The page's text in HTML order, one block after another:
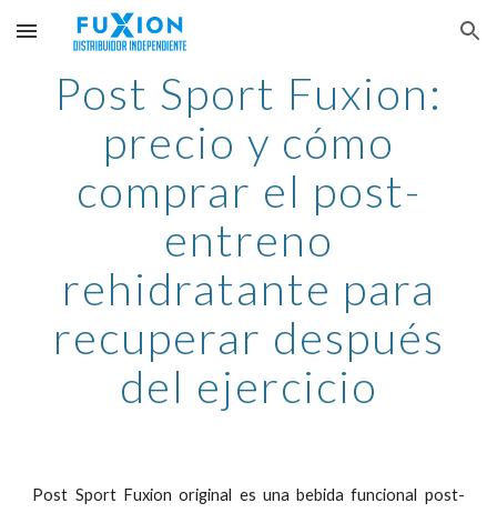
Skip to main content Skip to navigation
Post Sport Fuxion:
precio y cómo
comprar el post-
entreno
rehidratante para
recuperar después
del ejercicio
Post Sport Fuxion original es una bebida funcional post-